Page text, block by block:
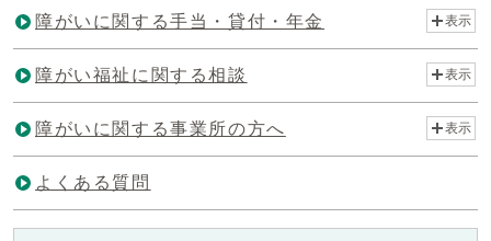
障がいに関する手当・貸付・年金 表示
障がい福祉に関する相談 表示
障がいに関する事業所の方へ 表示
よくある質問